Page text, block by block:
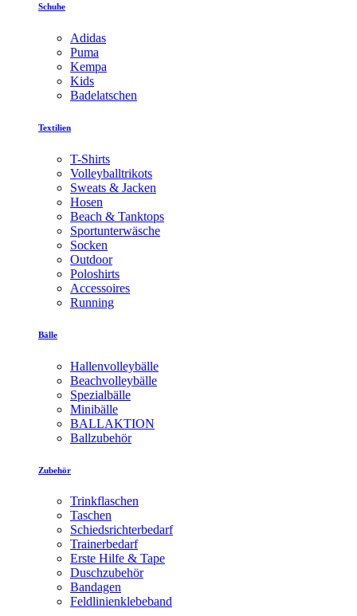
Schuhe
Adidas
Puma
Kempa
Kids
Badelatschen
Textilien
T-Shirts
Volleyballtrikots
Sweats & Jacken
Hosen
Beach & Tanktops
Sportunterwäsche
Socken
Outdoor
Poloshirts
Accessoires
Running
Bälle
Hallenvolleybälle
Beachvolleybälle
Spezialbälle
Minibälle
BALLAKTION
Ballzubehör
Zubehör
Trinkflaschen
Taschen
Schiedsrichterbedarf
Trainerbedarf
Erste Hilfe & Tape
Duschzubehör
Bandagen
Feldlinienklebeband